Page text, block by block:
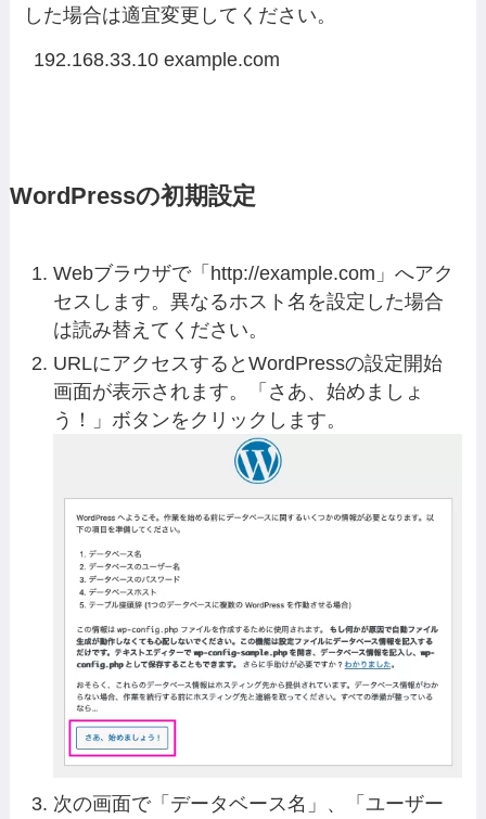
した場合は適宜変更してください。
192.168.33.10 example.com
WordPressの初期設定
Webブラウザで「http://example.com」へアク
セスします。異なるホスト名を設定した場合
は読み替えてください。
URLにアクセスするとWordPressの設定開始
画面が表示されます。「さあ、始めましょ
う！」ボタンをクリックします。
次の画面で「データベース名」、「ユーザー